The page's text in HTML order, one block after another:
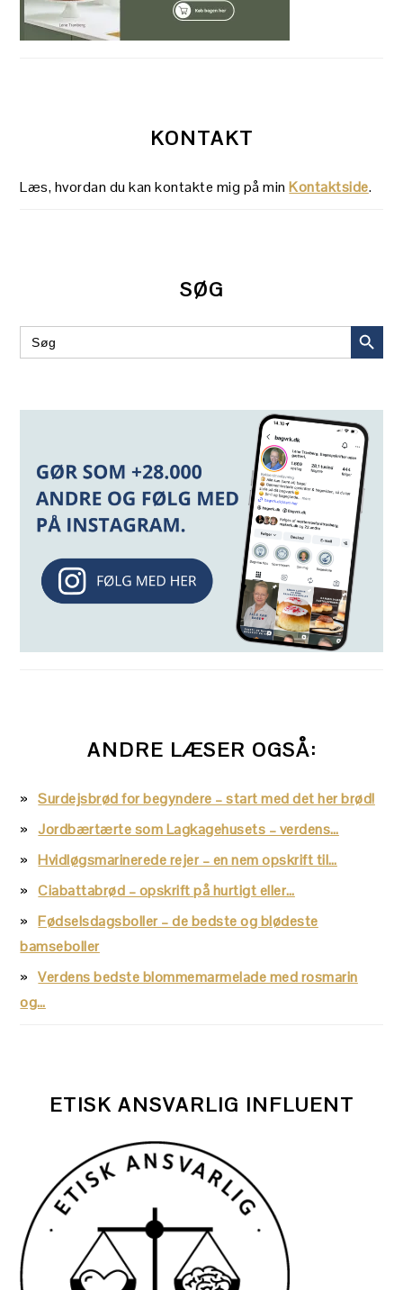
KONTAKT
Læs, hvordan du kan kontakte mig på minKontaktside.
SØG
Search
for:
SEARCH
ANDRE LÆSER OGSÅ:
Surdejsbrød for begyndere – start med det her brød!
Jordbærtærte som Lagkagehusets – verdens…
Hvidløgsmarinerede rejer – en nem opskrift til…
Ciabattabrød – opskrift på hurtigt eller…
Fødselsdagsboller – de bedste og blødeste
bamseboller
Verdens bedste blommemarmelade med rosmarin
og…
ETISK ANSVARLIG INFLUENT